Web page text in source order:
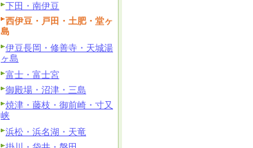
下田・南伊豆
西伊豆・戸田・土肥・堂ヶ
島
伊豆長岡・修善寺・天城湯
ヶ島
富士・富士宮
御殿場・沼津・三島
焼津・藤枝・御前崎・寸又
峡
浜松・浜名湖・天竜